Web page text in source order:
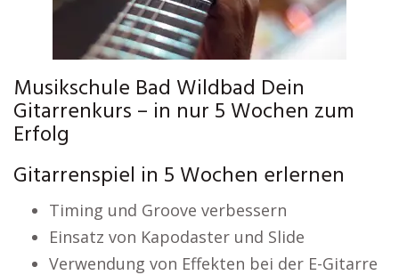
Musikschule Bad Wildbad Dein
Gitarrenkurs – in nur 5 Wochen zum
Erfolg
Gitarrenspiel in 5 Wochen erlernen
Timing und Groove verbessern
Einsatz von Kapodaster und Slide
Verwendung von Effekten bei der E-Gitarre